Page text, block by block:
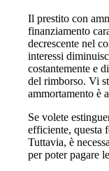
Il prestito con
finanziamento
decrescente nel
interessi
costantemente e
del rimborso. Vi
ammortamento è
Se volete
efficiente, questa
Tuttavia, è
per poter pagare